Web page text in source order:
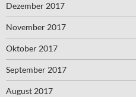
Dezember 2017
November 2017
Oktober 2017
September 2017
August 2017